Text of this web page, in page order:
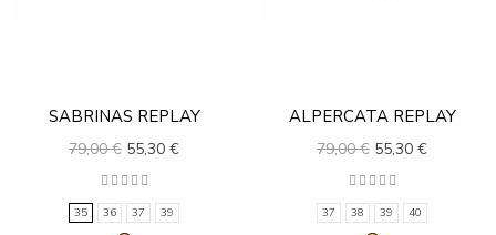
SABRINAS REPLAY
79,00 € 55,30 €
35 36 37 39
ALPERCATA REPLAY
79,00 € 55,30 €
37 38 39 40